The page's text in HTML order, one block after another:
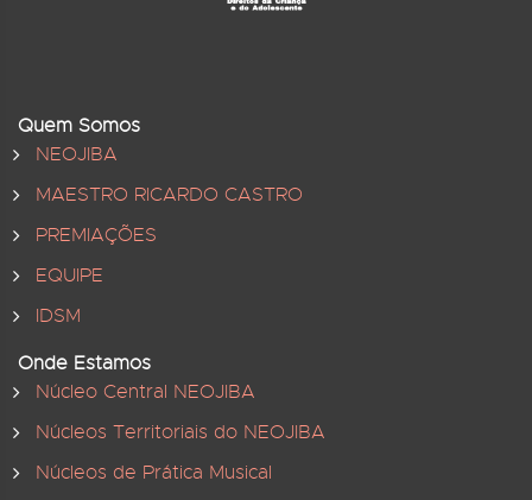
Quem Somos
NEOJIBA
MAESTRO RICARDO CASTRO
PREMIAÇÕES
EQUIPE
IDSM
Onde Estamos
Núcleo Central NEOJIBA
Núcleos Territoriais do NEOJIBA
Núcleos de Prática Musical